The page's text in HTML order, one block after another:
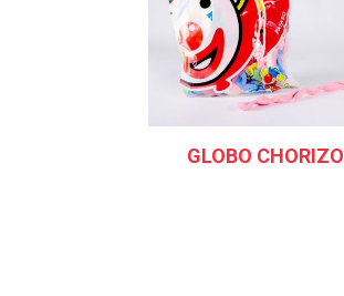
GLOBO CHORIZO